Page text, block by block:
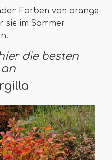
Farben von orange-
sie im Sommer
die besten